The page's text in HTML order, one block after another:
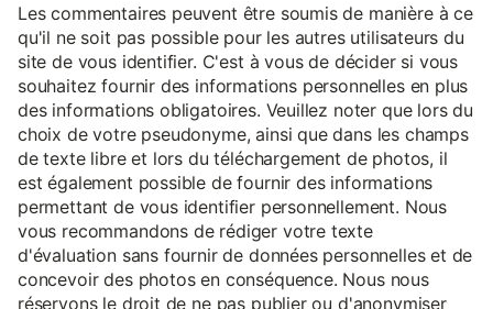
Les commentaires peuvent être soumis de manière à ce
qu'il ne soit pas possible pour les autres utilisateurs du
site de vous identifier. C'est à vous de décider si vous
souhaitez fournir des informations personnelles en plus
des informations obligatoires. Veuillez noter que lors du
choix de votre pseudonyme, ainsi que dans les champs
de texte libre et lors du téléchargement de photos, il
est également possible de fournir des informations
permettant de vous identifier personnellement. Nous
vous recommandons de rédiger votre texte
d'évaluation sans fournir de données personnelles et de
concevoir des photos en conséquence. Nous nous
réservons le droit de ne pas publier ou d'anonymiser